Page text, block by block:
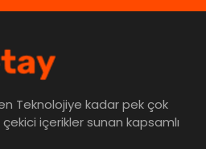
Teknolojiye kadar pek çok
içerikler sunan kapsamlı